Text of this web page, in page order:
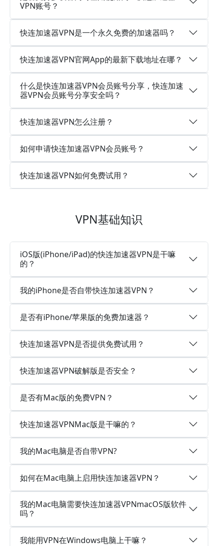
VPN账号？
快连加速器VPN是一个永久免费的加速器吗？
快连加速器VPN官网App的最新下载地址在哪？
什么是快连加速器VPN会员账号分享，快连加速
器VPN会员账号分享安全吗？
快连加速器VPN怎么注册？
如何申请快连加速器VPN会员账号？
快连加速器VPN如何免费试用？
VPN基础知识
iOS版(iPhone/iPad)的快连加速器VPN是干嘛
的？
我的iPhone是否自带快连加速器VPN？
是否有iPhone/苹果版的免费加速器？
快连加速器VPN是否提供免费试用？
快连加速器VPN破解版是否安全？
是否有Mac版的免费VPN？
快连加速器VPNMac版是干嘛的？
我的Mac电脑是否自带VPN?
如何在Mac电脑上启用快连加速器VPN？
我的Mac电脑需要快连加速器VPNmacOS版软件
吗？
我能用VPN在Windows电脑上干嘛？